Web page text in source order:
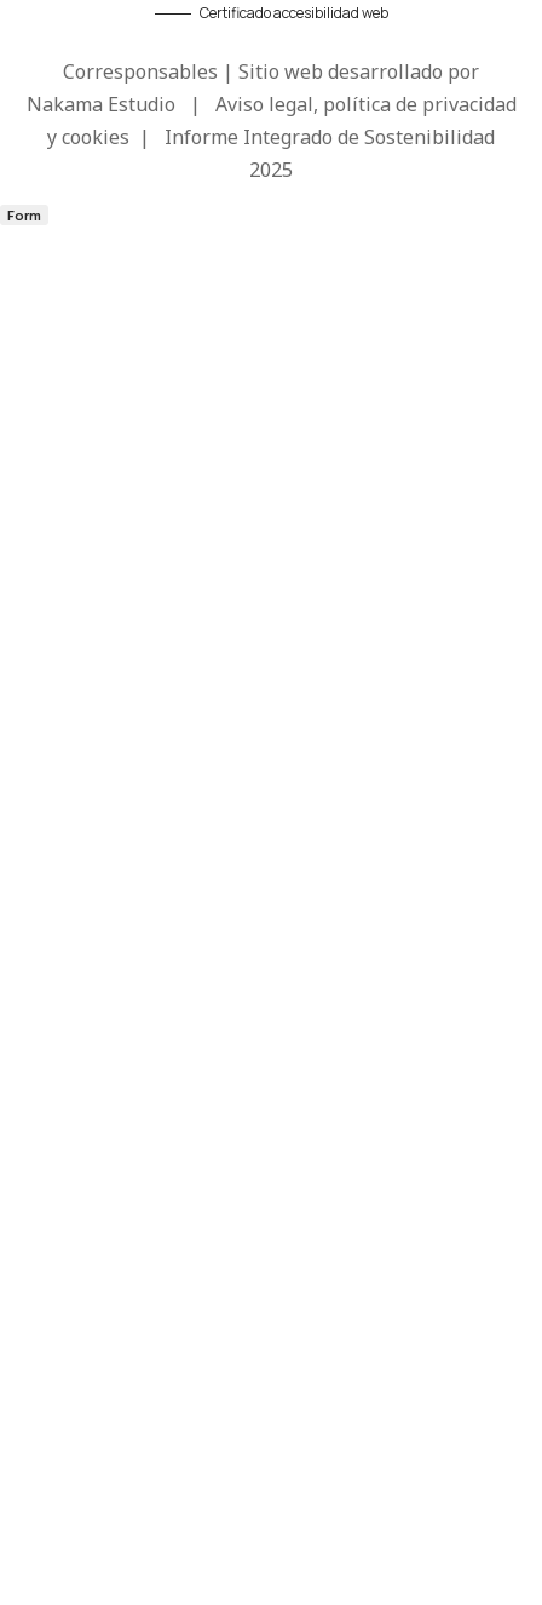
Certificado accesibilidad web
Corresponsables | Sitio web desarrollado por
Nakama Estudio | Aviso legal, política de privacidad
y cookies | Informe Integrado de Sostenibilidad
2025
Form